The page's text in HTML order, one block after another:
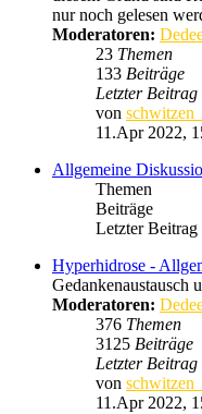
nur noch gelesen
Moderatoren:
23 Themen
133 Beiträge
Letzter Beitrag
von
11.Apr 2022,
Allgemeine
Themen
Beiträge
Letzter Beitrag
Hyperhidrose -
Gedankenaustausch
Moderatoren:
376 Themen
3125 Beiträge
Letzter Beitrag
von
11.Apr 2022,